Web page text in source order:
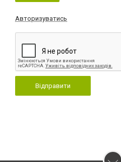
Авторизуватись
Відправити